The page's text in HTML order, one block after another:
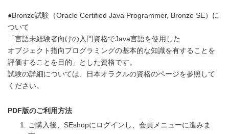
●Bronze試験（Oracle Certified Java Programmer, Bronze SE）に
ついて
「言語未経験者向けの入門資格でJava言語を使用した
オブジェクト指向プログラミングの基本的な知識を有することを
評価することを目的」とした資格です。
試験の詳細については、日本オラクルの資格のページを参照して
ください。
PDF版のご利用方法
ご購入後、SEshopにログインし、会員メニューに進みま